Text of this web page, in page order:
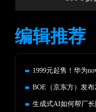
编辑推荐
1999元起售！华为
BOE（京东方）发